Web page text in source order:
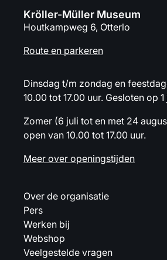
Kröller-Müller Museum
Houtkampweg 6, Otterlo
Route en parkeren
Dinsdag t/m zondag en
10.00 tot 17.00 uur. Gesloten op
Zomer (6 juli tot en met 24
open van 10.00 tot 17.00 uur.
Meer over openingstijden
Over de organisatie
Pers
Werken bij
Webshop
Veelgestelde vragen